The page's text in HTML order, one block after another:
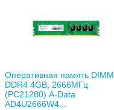
Оперативная память DIMM
DDR4 4GB, 2666МГц
(PC21280) A-Data
AD4U2666W4...